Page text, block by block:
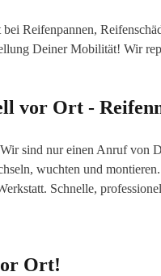
Reifenpannen,
Deiner Mobilität! Wir
vor Ort -
sind nur einen Anruf von
wuchten und
Schnelle,
Ort!